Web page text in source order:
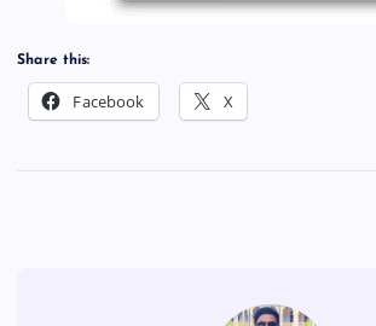
Share this:
Facebook X